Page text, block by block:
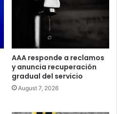
AAA responde a reclamos
y anuncia recuperación
gradual del servicio
August 7, 2026